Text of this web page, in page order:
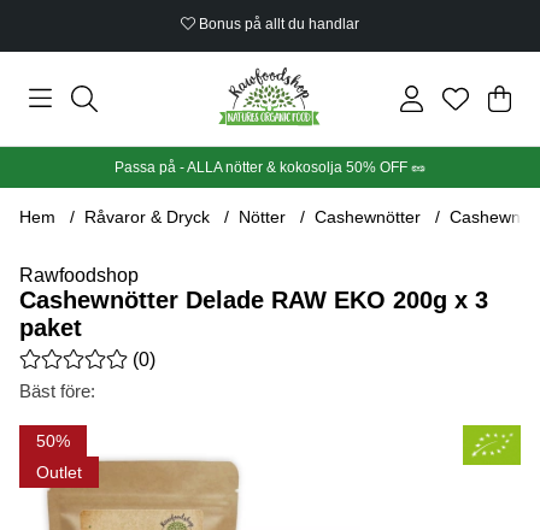
Bonus på allt du handlar
Din
.
Passa på - ALLA nötter & kokosolja 50% OFF 🥜
Hem Råvaror & Dryck Nötter Cashewnötter
Rawfoodshop
Cashewnötter Delade RAW EKO 200g x 3
paket
Medelbetyg 0 av 5 Antal betyg 0
(0)
Bäst före:
50
Outlet
Produktbilder Cashewnötter Delade RAW EKO 200g x 3 paket